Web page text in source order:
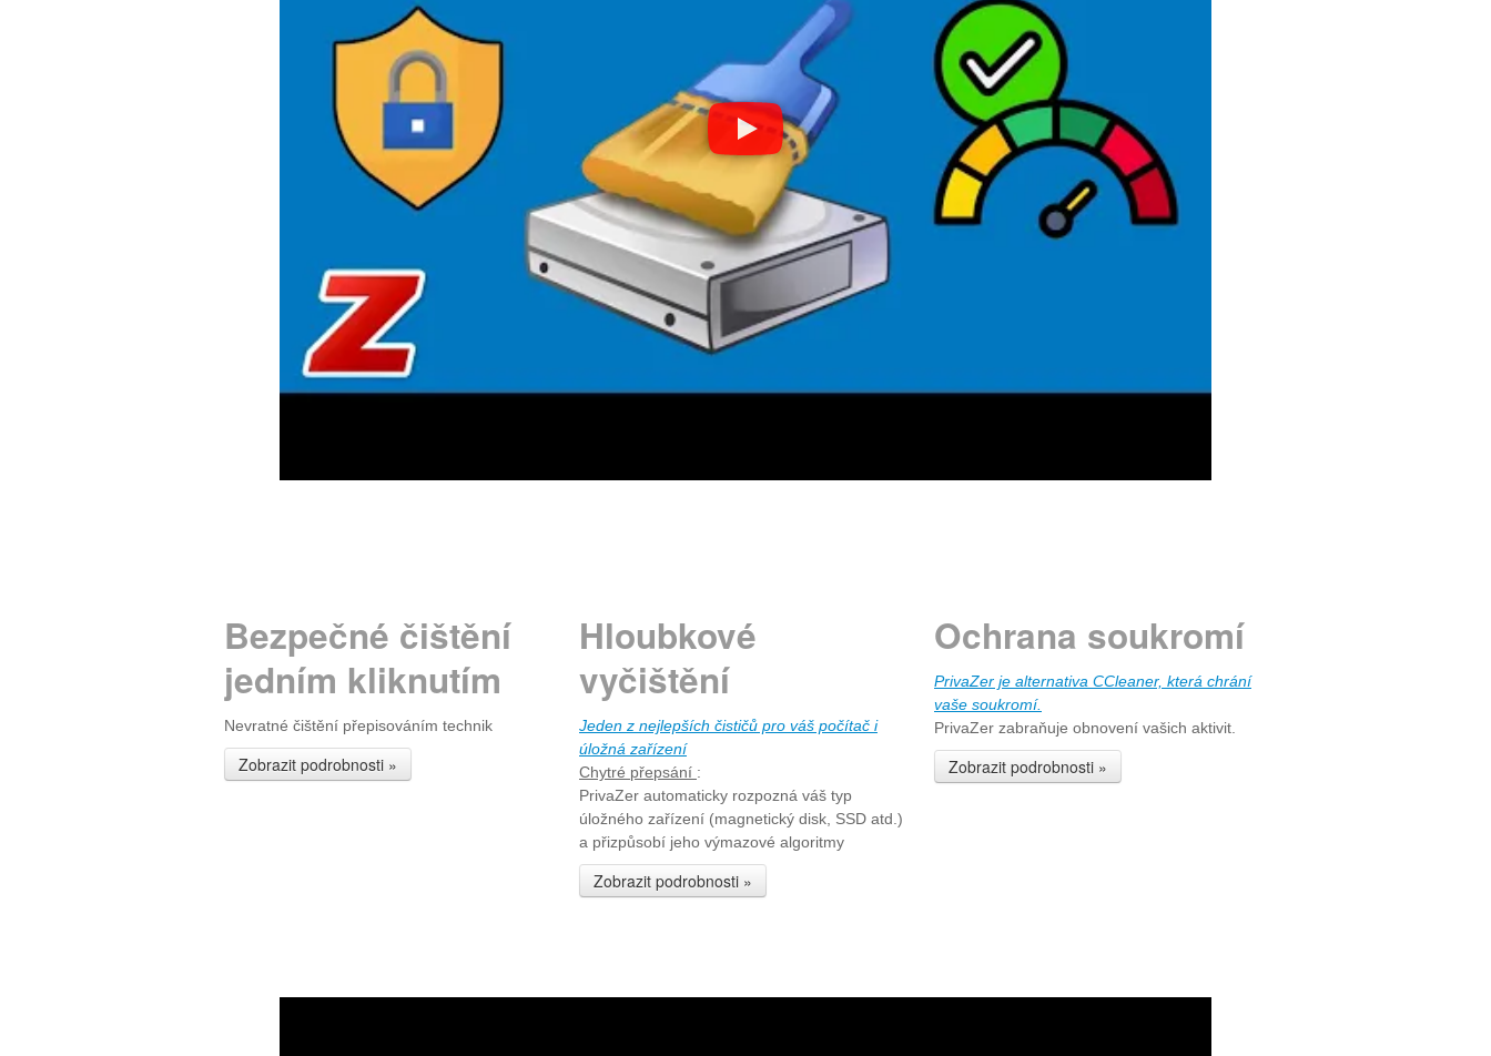
Bezpečné čištění
jedním kliknutím
Nevratné čištění přepisováním technik
Zobrazit podrobnosti »
Hloubkové
vyčištění
Jeden z nejlepších čističů pro váš počítač i
úložná zařízení
Chytré přepsání :
PrivaZer automaticky rozpozná váš typ
úložného zařízení (magnetický disk, SSD atd.)
a přizpůsobí jeho výmazové algoritmy
Zobrazit podrobnosti »
Ochrana soukromí
PrivaZer je alternativa CCleaner, která chrání
vaše soukromí.
PrivaZer zabraňuje obnovení vašich aktivit.
Zobrazit podrobnosti »